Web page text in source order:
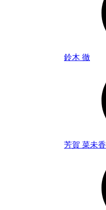
鈴木 徹
芳賀 菜未香